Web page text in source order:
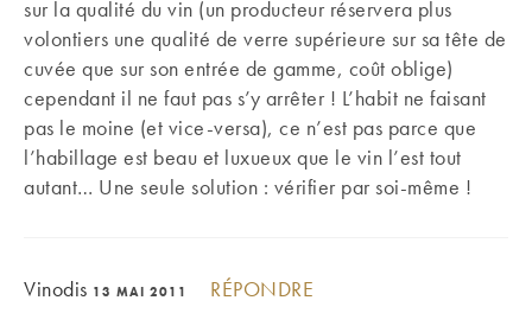
sur la qualité du vin (un producteur réservera plus
volontiers une qualité de verre supérieure sur sa tête de
cuvée que sur son entrée de gamme, coût oblige)
cependant il ne faut pas s’y arrêter ! L’habit ne faisant
pas le moine (et vice-versa), ce n’est pas parce que
l’habillage est beau et luxueux que le vin l’est tout
autant… Une seule solution : vérifier par soi-même !
Vinodis 13 MAI 2011
RÉPONDRE